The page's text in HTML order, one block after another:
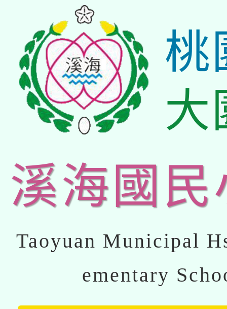
桃
大
溪海國民
Taoyuan Municipal
ementary